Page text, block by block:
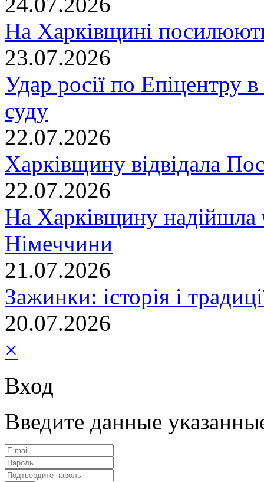
На Харківщині
23.07.2026
Удар росії по Епіцентру
суду
22.07.2026
Харківщину відвідала
22.07.2026
На Харківщину надійшла
Німеччини
21.07.2026
Зажинки: історія і
20.07.2026
×
Вход
Введите данные